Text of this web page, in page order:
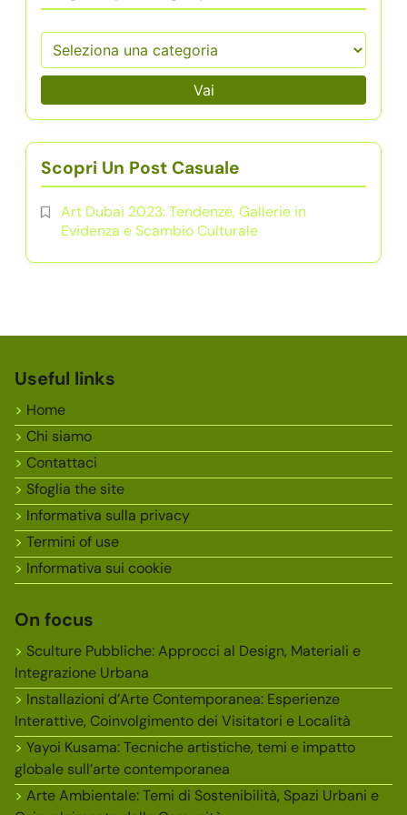
Vai
Scopri Un Post Casuale
Art Dubai 2023: Tendenze, Gallerie in
Evidenza e Scambio Culturale
Useful links
Home
Chi siamo
Contattaci
Sfoglia the site
Informativa sulla privacy
Termini of use
Informativa sui cookie
On focus
Sculture Pubbliche: Approcci al Design, Materiali e
Integrazione Urbana
Installazioni d’Arte Contemporanea: Esperienze
Interattive, Coinvolgimento dei Visitatori e Località
Yayoi Kusama: Tecniche artistiche, temi e impatto
globale sull’arte contemporanea
Arte Ambientale: Temi di Sostenibilità, Spazi Urbani e